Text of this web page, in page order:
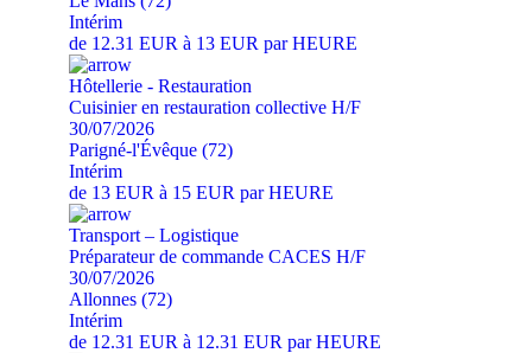
Intérim
de 12.31 EUR à 13 EUR par HEURE
Hôtellerie - Restauration
Cuisinier en restauration collective H/F
30/07/2026
Parigné-l'Évêque (72)
Intérim
de 13 EUR à 15 EUR par HEURE
Transport – Logistique
Préparateur de commande CACES H/F
30/07/2026
Allonnes (72)
Intérim
de 12.31 EUR à 12.31 EUR par HEURE